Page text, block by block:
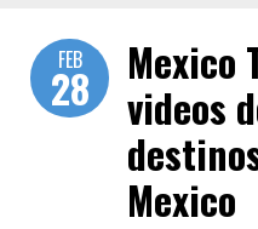
FEB
28
Mexico
videos
Mexico